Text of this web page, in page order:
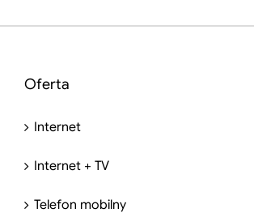
Oferta
Internet
Internet + TV
Telefon mobilny